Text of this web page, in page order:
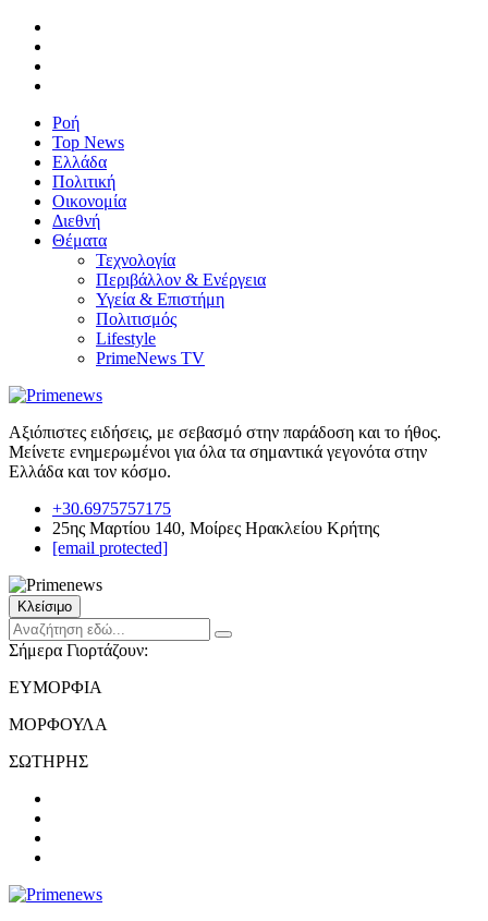
Ροή
Top News
Ελλάδα
Πολιτική
Οικονομία
Διεθνή
Θέματα
Τεχνολογία
Περιβάλλον & Ενέργεια
Υγεία & Επιστήμη
Πολιτισμός
Lifestyle
PrimeNews TV
Αξιόπιστες ειδήσεις, με σεβασμό στην παράδοση και το ήθος.
Μείνετε ενημερωμένοι για όλα τα σημαντικά γεγονότα στην
Ελλάδα και τον κόσμο.
+30.6975757175
25ης Μαρτίου 140, Μοίρες Ηρακλείου Κρήτης
[email protected]
Κλείσιμο
Σήμερα Γιορτάζουν:
ΕΥΜΟΡΦΙΑ
ΜΟΡΦΟΥΛΑ
ΣΩΤΗΡΗΣ